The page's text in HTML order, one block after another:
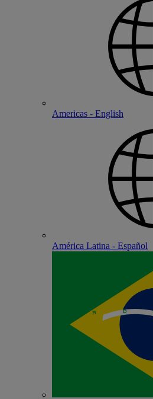
Americas - English
América Latina - Español